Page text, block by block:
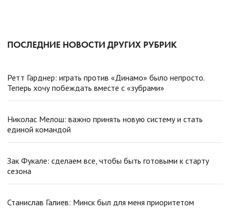
ПОСЛЕДНИЕ НОВОСТИ ДРУГИХ РУБРИК
Ретт Гарднер: играть против «Динамо» было непросто.
Теперь хочу побеждать вместе с «зубрами»
Николас Мелош: важно принять новую систему и стать
единой командой
Зак Фукале: сделаем все, чтобы быть готовыми к старту
сезона
Станислав Галиев: Минск был для меня приоритетом